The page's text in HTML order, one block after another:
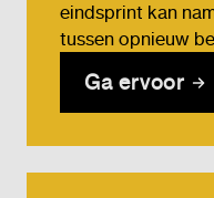
eindsprint kan
tussen opnieuw
Ga ervoor